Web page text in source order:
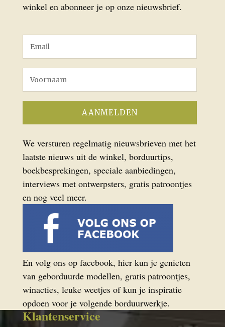
winkel en abonneer je op onze nieuwsbrief.
We versturen regelmatig nieuwsbrieven met het
laatste nieuws uit de winkel, borduurtips,
boekbesprekingen, speciale aanbiedingen,
interviews met ontwerpsters, gratis patroontjes
en nog veel meer.
En volg ons op facebook, hier kun je genieten
van geborduurde modellen, gratis patroontjes,
winacties, leuke weetjes of kun je inspiratie
opdoen voor je volgende borduurwerkje.
Klantenservice